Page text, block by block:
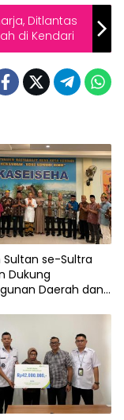
Ditlantas
di Kendari
Sultan se-Sultra
Dukung
Daerah dan